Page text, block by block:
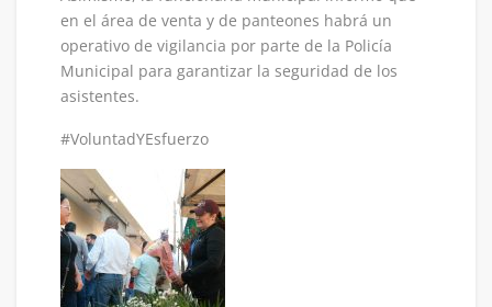
en el área de venta y de panteones habrá un
operativo de vigilancia por parte de la Policía
Municipal para garantizar la seguridad de los
asistentes.
#VoluntadYEsfuerzo